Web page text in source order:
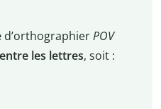
d’orthographierPOV
les lettres, soit :